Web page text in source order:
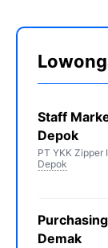
Staff
Depok
PT YKK Zipper
Depok
Demak